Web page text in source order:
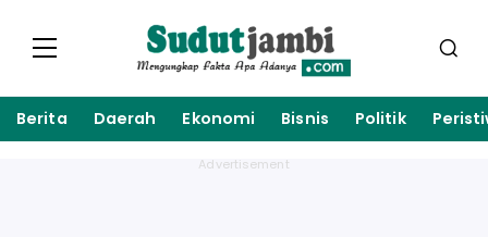
Berita Daerah Ekonomi Bisnis Politik